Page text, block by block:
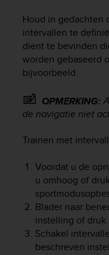
Houd in gedachten
intervallen te
dient te bevinden
worden gebaseerd
bijvoorbeeld.
OPMERKING:
de navigatie niet
Trainen met
Voordat u de
u omhoog of
Blader naar
instelling of
Schakel
beschreven